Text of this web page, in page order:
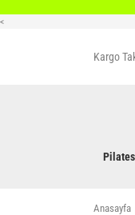
<
Kargo
Anasayfa